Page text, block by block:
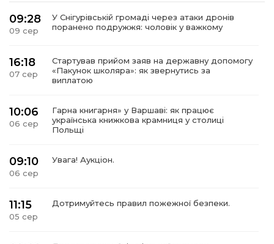
09:28
09 сер
У Снігурівській громаді через атаки дронів
поранено подружжя: чоловік у важкому
16:18
07 сер
Стартував прийом заяв на державну допомогу
«Пакунок школяра»: як звернутись за
виплатою
10:06
06 сер
Гарна книгарня» у Варшаві: як працює
українська книжкова крамниця у столиці
Польщі
09:10
06 сер
Увага! Аукціон.
11:15
05 сер
Дотримуйтесь правил пожежної безпеки.